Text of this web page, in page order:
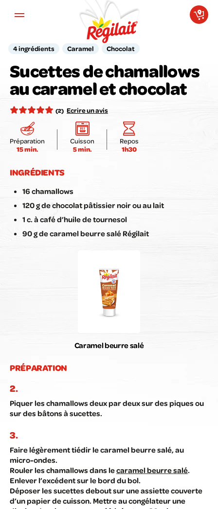
4 ingrédients Caramel Chocolat
Sucettes de chamallows
au caramel et chocolat
(2) Ecrire un avis
Votre avis compte pour nous !
Notez la recette ici :
Envoyer mon avis
Préparation
15 min.
Cuisson
5 min.
Repos
1h30
INGRÉDIENTS
16 chamallows
120 g de chocolat pâtissier noir ou au lait
1 c. à café d’huile de tournesol
90 g de caramel beurre salé Régilait
Caramel beurre salé
PRÉPARATION
Piquer les chamallows deux par deux sur des piques ou
sur des bâtons à sucettes.
Faire légèrement tiédir le caramel beurre salé, au
micro-ondes.
Rouler les chamallows dans lecaramel beurre salé.
Enlever l’excédent sur le bord du bol.
Déposer les sucettes debout sur une assiette couverte
d’un papier de cuisson. Mettre au congélateur une